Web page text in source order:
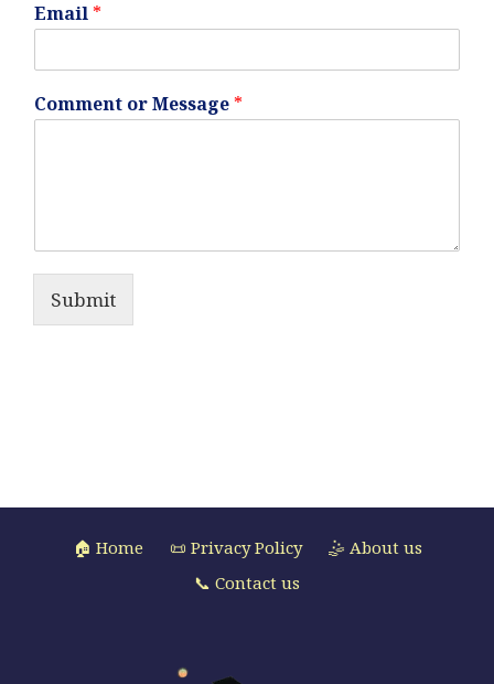
Email *
Comment or Message *
Submit
🏠 Home 📜 Privacy Policy
🤹 About us
📞 Contact us